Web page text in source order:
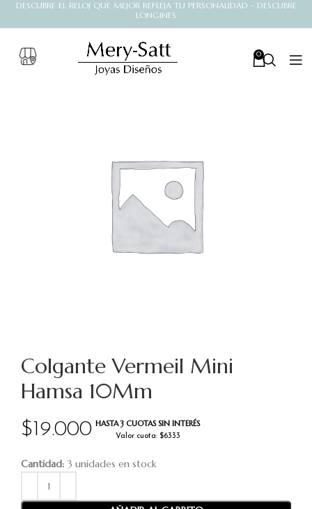
DESCUBRE EL RELOJ QUE MEJOR REFLEJA TU PERSONALIDAD - DESCUBRE
LONGINES
0
Colgante Vermeil Mini
Hamsa 10Mm
$19.000 HASTA 3 CUOTAS SIN INTERÉS
Valor cuota: $6333
Cantidad: 3 unidades en stock